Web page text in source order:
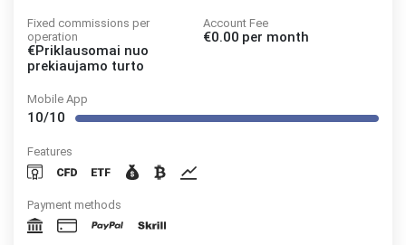
Fixed commissions per
operation
€Priklausomai nuo
prekiaujamo turto
Account Fee
€0.00 per month
Mobile App
10/10
Features
Payment methods